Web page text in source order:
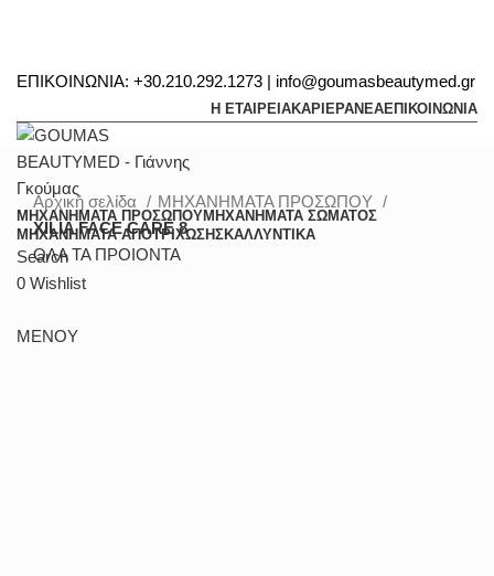
ΕΠΙΚΟΙΝΩΝΙΑ: +30.210.292.1273 | info@goumasbeautymed.gr
Η ΕΤΑΙΡΕΙΑΚΑΡΙΕΡΑΝΕΑΕΠΙΚΟΙΝΩΝΙΑ
ΜΗΧΑΝΗΜΑΤΑ ΠΡΟΣΩΠΟΥΜΗΧΑΝΗΜΑΤΑ ΣΩΜΑΤΟΣ
ΜΗΧΑΝΗΜΑΤΑ ΑΠΟΤΡΙΧΩΣΗΣΚΑΛΛΥΝΤΙΚΑ
Search
0 Wishlist
ΜΕΝΟΥ
Αρχική σελίδα
ΜΗΧΑΝΗΜΑΤΑ ΠΡΟΣΩΠΟΥ
XILIA FACE CARE 8
ΟΛΑ ΤΑ ΠΡΟΙΟΝΤΑ